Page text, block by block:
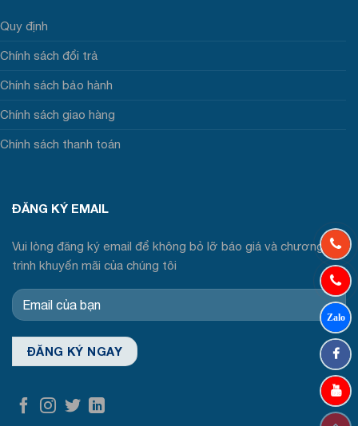
Quy định
Chính sách đổi trả
Chính sách bảo hành
Chính sách giao hàng
Chính sách thanh toán
ĐĂNG KÝ EMAIL
Vui lòng đăng ký email để không bỏ lỡ báo giá và chương
trình khuyến mãi của chúng tôi